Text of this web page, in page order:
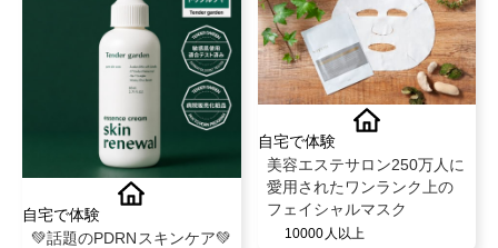
自宅で体験
💚話題のPDRNスキンケア💚
自宅で体験
美容エステサロン250万人に
愛用されたワンランク上の
フェイシャルマスク
10000人以上